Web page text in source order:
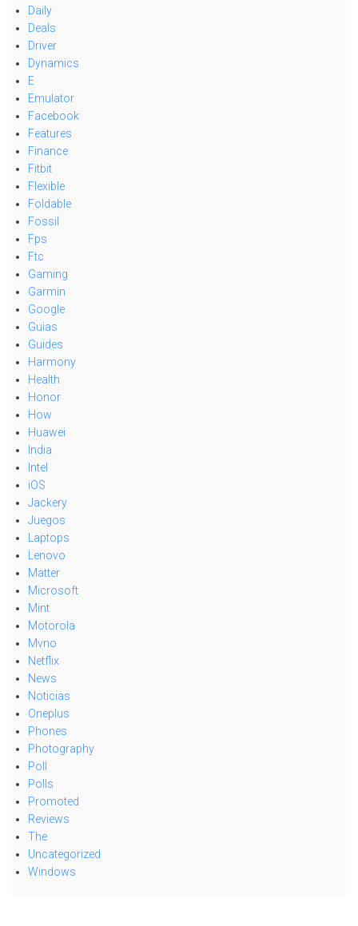
Daily
Deals
Driver
Dynamics
E
Emulator
Facebook
Features
Finance
Fitbit
Flexible
Foldable
Fossil
Fps
Ftc
Gaming
Garmin
Google
Guias
Guides
Harmony
Health
Honor
How
Huawei
India
Intel
iOS
Jackery
Juegos
Laptops
Lenovo
Matter
Microsoft
Mint
Motorola
Mvno
Netflix
News
Noticias
Oneplus
Phones
Photography
Poll
Polls
Promoted
Reviews
The
Uncategorized
Windows